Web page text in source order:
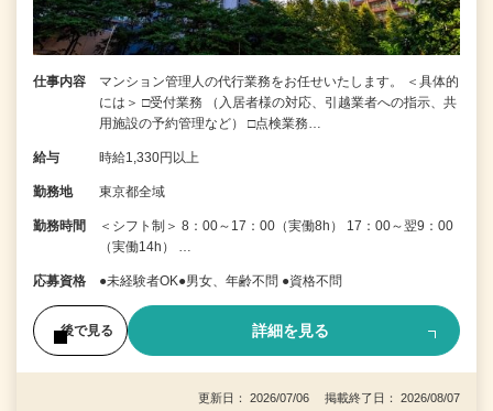
仕事内容
マンション管理人の代行業務をお任せいたします。 ＜具体的
には＞ □受付業務 （入居者様の対応、引越業者への指示、共
用施設の予約管理など） □点検業務…
給与 時給1,330円以上
勤務地 東京都全域
勤務時間
＜シフト制＞ 8：00～17：00（実働8h） 17：00～翌9：00
（実働14h） …
応募資格 ●未経験者OK●男女、年齢不問 ●資格不問
後で見る 詳細を見る
更新日： 2026/07/06 掲載終了日： 2026/08/07